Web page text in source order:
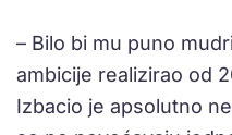
– Bilo bi mu puno
ambicije realizirao od
Izbacio je apsolutno